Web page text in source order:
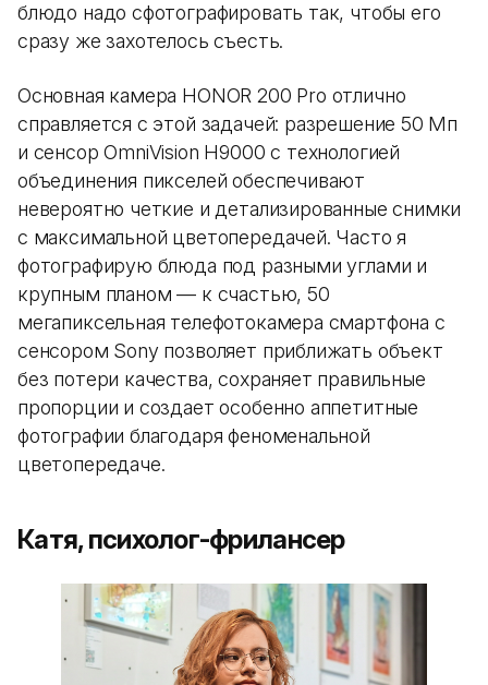
блюдо надо сфотографировать так, чтобы его
сразу же захотелось съесть.
Основная камера HONOR 200 Pro отлично
справляется с этой задачей: разрешение 50 Мп
и сенсор OmniVision H9000 с технологией
объединения пикселей обеспечивают
невероятно четкие и детализированные снимки
с максимальной цветопередачей. Часто я
фотографирую блюда под разными углами и
крупным планом — к счастью, 50
мегапиксельная телефотокамера смартфона с
сенсором Sony позволяет приближать объект
без потери качества, сохраняет правильные
пропорции и создает особенно аппетитные
фотографии благодаря феноменальной
цветопередаче.
Катя, психолог-фрилансер